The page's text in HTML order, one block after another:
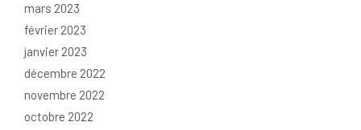
mars 2023
février 2023
janvier 2023
décembre 2022
novembre 2022
octobre 2022